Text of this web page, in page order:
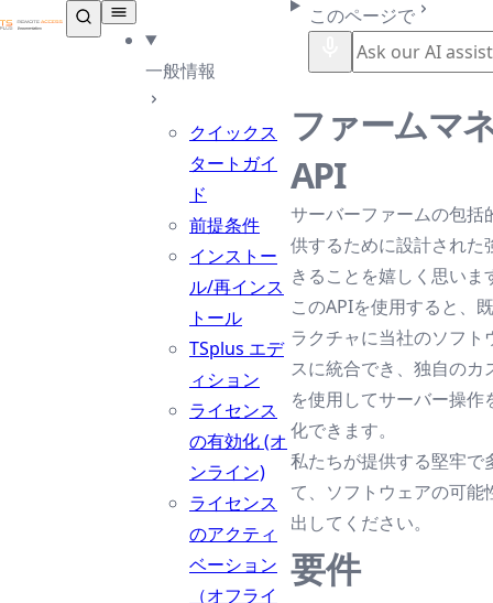
TSplus ドキュメンテーション ®
一般情報
クイックス
タートガイ
ド
前提条件
インストー
ル/再インス
トール
TSplus エデ
ィション
ライセンス
の有効化 (オ
ンライン)
ライセンス
のアクティ
ベーション
（オフライ
このページで
ファームマ
API
サーバーファームの包括
供するために設計された
きることを嬉しく思いま
このAPIを使用すると、
ラクチャに当社のソフト
スに統合でき、独自のカ
を使用してサーバー操作
化できます。
私たちが提供する堅牢で
て、ソフトウェアの可能
出してください。
要件